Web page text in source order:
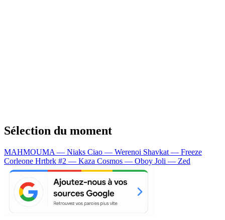
Sélection du moment
MAHMOUMA — Niaks Ciao — Werenoi Shavkat — Freeze
Corleone Hrtbrk #2 — Kaza Cosmos — Oboy Joli — Zed